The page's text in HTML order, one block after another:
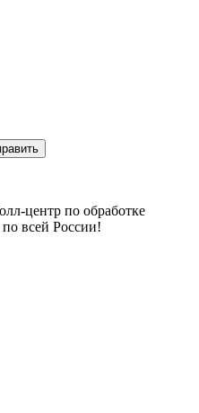
центр по обработке
всей России!